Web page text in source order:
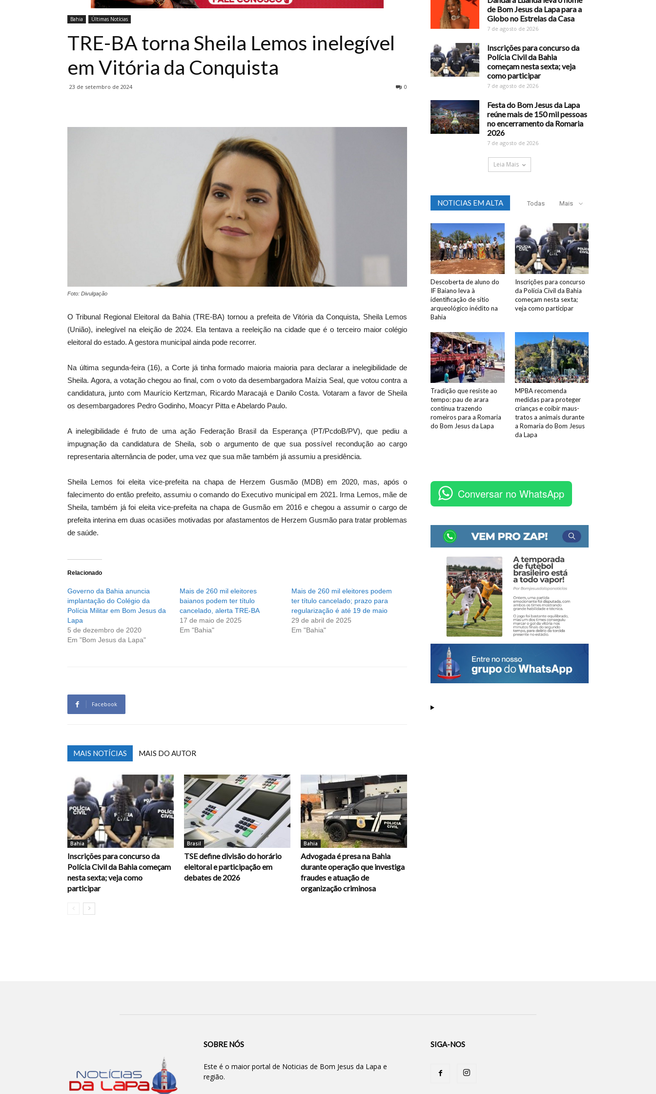
Bahia Últimas Notícias
TRE-BA torna Sheila Lemos inelegível
em Vitória da Conquista
23 de setembro de 2024 0
Foto: Divulgação
O Tribunal Regional Eleitoral da Bahia (TRE-BA) tornou a prefeita de Vitória da Conquista, Sheila Lemos
(União), inelegível na eleição de 2024. Ela tentava a reeleição na cidade que é o terceiro maior colégio
eleitoral do estado. A gestora municipal ainda pode recorrer.
Na última segunda-feira (16), a Corte já tinha formado maioria maioria para declarar a inelegibilidade de
Sheila. Agora, a votação chegou ao final, com o voto da desembargadora Maízia Seal, que votou contra a
candidatura, junto com Maurício Kertzman, Ricardo Maracajá e Danilo Costa. Votaram a favor de Sheila
os desembargadores Pedro Godinho, Moacyr Pitta e Abelardo Paulo.
A inelegibilidade é fruto de uma ação Federação Brasil da Esperança (PT/PcdoB/PV), que pediu a
impugnação da candidatura de Sheila, sob o argumento de que sua possível recondução ao cargo
representaria alternância de poder, uma vez que sua mãe também já assumiu a presidência.
Sheila Lemos foi eleita vice-prefeita na chapa de Herzem Gusmão (MDB) em 2020, mas, após o
falecimento do então prefeito, assumiu o comando do Executivo municipal em 2021. Irma Lemos, mãe de
Sheila, também já foi eleita vice-prefeita na chapa de Gusmão em 2016 e chegou a assumir o cargo de
prefeita interina em duas ocasiões motivadas por afastamentos de Herzem Gusmão para tratar problemas
de saúde.
Relacionado
Governo da Bahia anuncia
implantação do Colégio da
Polícia Militar em Bom Jesus da
Lapa
5 de dezembro de 2020
Em "Bom Jesus da Lapa"
Mais de 260 mil eleitores
baianos podem ter título
cancelado, alerta TRE-BA
17 de maio de 2025
Em "Bahia"
Mais de 260 mil eleitores podem
ter título cancelado; prazo para
regularização é até 19 de maio
29 de abril de 2025
Em "Bahia"
Facebook
MAIS NOTÍCIAS MAIS DO AUTOR
Bahia
Inscrições para concurso da
Polícia Civil da Bahia começam
nesta sexta; veja como
participar
Brasil
TSE define divisão do horário
eleitoral e participação em
debates de 2026
Bahia
Advogada é presa na Bahia
durante operação que investiga
fraudes e atuação de
organização criminosa
de Bom Jesus da Lapa para a
Globo no Estrelas da Casa
7 de agosto de 2026
Inscrições para concurso da
Polícia Civil da Bahia
começam nesta sexta; veja
como participar
7 de agosto de 2026
Festa do Bom Jesus da Lapa
reúne mais de 150 mil pessoas
no encerramento da Romaria
2026
7 de agosto de 2026
Leia Mais
NOTICIAS EM ALTA Todas Mais
Descoberta de aluno do
IF Baiano leva à
identificação de sítio
arqueológico inédito na
Bahia
Inscrições para concurso
da Polícia Civil da Bahia
começam nesta sexta;
veja como participar
Tradição que resiste ao
tempo: pau de arara
continua trazendo
romeiros para a Romaria
do Bom Jesus da Lapa
MPBA recomenda
medidas para proteger
crianças e coibir maus-
tratos a animais durante
a Romaria do Bom Jesus
da Lapa
Conversar no WhatsApp
SOBRE NÓS
Este é o maior portal de Noticias de Bom Jesus da Lapa e
região.
SIGA-NOS